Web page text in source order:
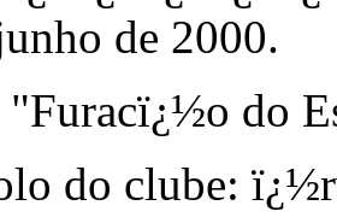
de 2000.
do
do clube: